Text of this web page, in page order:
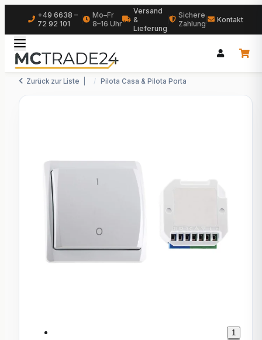
+49 6638 –
72 92 101
Mo–Fr
8–16 Uhr
Versand
&
Lieferung
Sichere
Zahlung
Kontakt
Zurück zur Liste Pilota Casa & Pilota Porta
1